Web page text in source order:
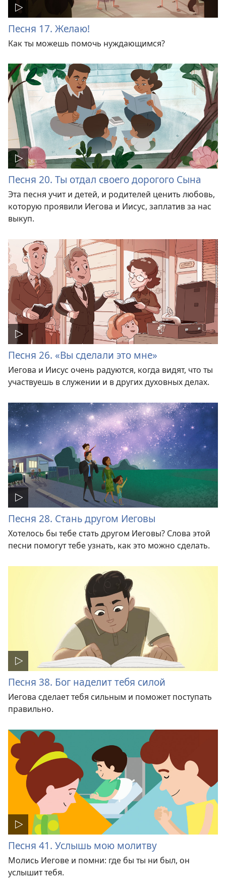
Песня 17. Желаю!
Как ты можешь помочь нуждающимся?
Песня 20. Ты отдал своего дорогого Сына
Эта песня учит и детей, и родителей ценить любовь,
которую проявили Иегова и Иисус, заплатив за нас
выкуп.
Песня 26. «Вы сделали это мне»
Иегова и Иисус очень радуются, когда видят, что ты
участвуешь в служении и в других духовных делах.
Песня 28. Стань другом Иеговы
Хотелось бы тебе стать другом Иеговы? Слова этой
песни помогут тебе узнать, как это можно сделать.
Песня 38. Бог наделит тебя силой
Иегова сделает тебя сильным и поможет поступать
правильно.
Песня 41. Услышь мою молитву
Молись Иегове и помни: где бы ты ни был, он
услышит тебя.